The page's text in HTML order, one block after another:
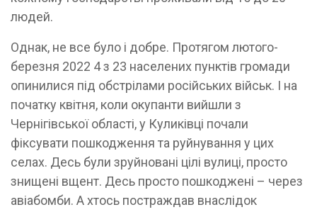
людей.
Однак, не все було і добре. Протягом лютого-
березня 2022 4 з 23 населених пунктів громади
опинилися під обстрілами російських військ. І на
початку квітня, коли окупанти вийшли з
Чернігівської області, у Куликівці почали
фіксувати пошкодження та руйнування у цих
селах. Десь були зруйновані цілі вулиці, просто
знищені вщент. Десь просто пошкоджені – через
авіабомби. А хтось постраждав внаслідок